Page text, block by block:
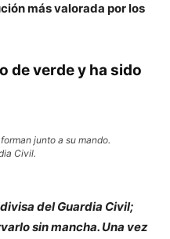
más valorada por los
de verde y ha sido
junto a su mando.
Civil.
del Guardia Civil;
sin mancha. Una vez